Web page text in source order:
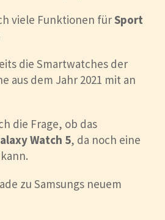
viele Funktionen fürSport
die Smartwatches der
aus dem Jahr 2021 mit an
die Frage, ob das
Watch 5, da noch eine
zu Samsungs neuem